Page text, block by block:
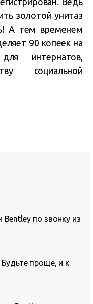
золотой унитаз
А тем временем
90 копеек на
интернатов,
социальной
по звонку из
проще, и к